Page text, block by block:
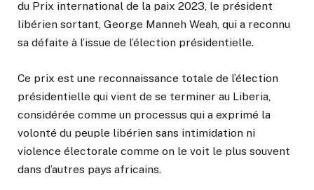
du Prix international de la paix 2023, le président
libérien sortant, George Manneh Weah, qui a reconnu
sa défaite à l’issue de l’élection présidentielle.
Ce prix est une reconnaissance totale de l’élection
présidentielle qui vient de se terminer au Liberia,
considérée comme un processus qui a exprimé la
volonté du peuple libérien sans intimidation ni
violence électorale comme on le voit le plus souvent
dans d’autres pays africains.